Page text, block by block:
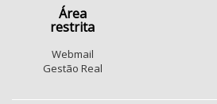
Conjunto Mauro Marcondes
Loteamento Chácaras Vale das
Chácara Primavera
Fundacao da Casa Popular
Área
restrita
Webmail
Gestão Real